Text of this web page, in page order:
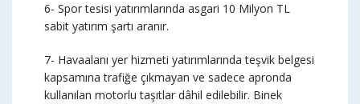
6- Spor tesisi yatırımlarında asgari 10 Milyon TL
sabit yatırım şartı aranır.
7- Havaalanı yer hizmeti yatırımlarında teşvik belgesi
kapsamına trafiğe çıkmayan ve sadece apronda
kullanılan motorlu taşıtlar dâhil edilebilir. Binek